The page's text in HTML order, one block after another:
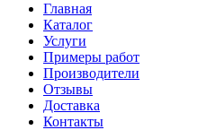
Главная
Каталог
Услуги
Примеры работ
Производители
Отзывы
Доставка
Контакты